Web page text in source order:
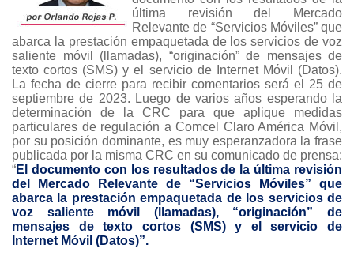
última revisión del Mercado
Relevante de “Servicios Móviles” que
abarca la prestación empaquetada de los servicios de voz
saliente móvil (llamadas), “originación” de mensajes de
texto cortos (SMS) y el servicio de Internet Móvil (Datos).
La fecha de cierre para recibir comentarios será el 25 de
septiembre de 2023. Luego de varios años esperando la
determinación de la CRC para que aplique medidas
particulares de regulación a Comcel Claro América Móvil,
por su posición dominante, es muy esperanzadora la frase
publicada por la misma CRC en su comunicado de prensa:
“El documento con los resultados de la última revisión
del Mercado Relevante de “Servicios Móviles” que
abarca la prestación empaquetada de los servicios de
voz saliente móvil (llamadas), “originación” de
mensajes de texto cortos (SMS) y el servicio de
Internet Móvil (Datos)”.